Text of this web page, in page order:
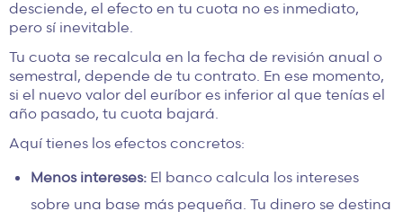
desciende, el efecto en tu cuota no es inmediato,
pero sí inevitable.
Tu cuota se recalcula en la fecha de revisión anual o
semestral, depende de tu contrato. En ese momento,
si el nuevo valor del euríbor es inferior al que tenías el
año pasado, tu cuota bajará.
Aquí tienes los efectos concretos:
Menos intereses: El banco calcula los intereses
sobre una base más pequeña. Tu dinero se destina